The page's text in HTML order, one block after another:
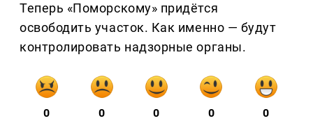
Теперь «Поморскому» придётся
освободить участок. Как именно — будут
контролировать надзорные органы.
0 0 0 0 0